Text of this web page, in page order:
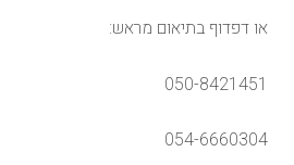
או דפדוף בתיאום מראש:
050-8421451
054-6660304